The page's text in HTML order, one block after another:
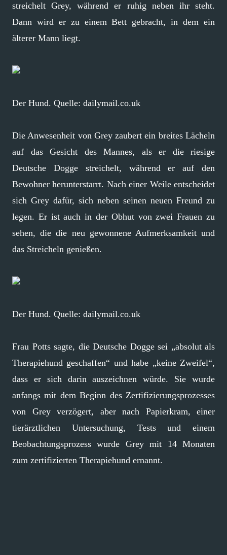
streichelt Grey, während er ruhig neben ihr steht.
Dann wird er zu einem Bett gebracht, in dem ein
älterer Mann liegt.
Der Hund. Quelle: dailymail.co.uk
Die Anwesenheit von Grey zaubert ein breites Lächeln
auf das Gesicht des Mannes, als er die riesige
Deutsche Dogge streichelt, während er auf den
Bewohner herunterstarrt. Nach einer Weile entscheidet
sich Grey dafür, sich neben seinen neuen Freund zu
legen. Er ist auch in der Obhut von zwei Frauen zu
sehen, die die neu gewonnene Aufmerksamkeit und
das Streicheln genießen.
Der Hund. Quelle: dailymail.co.uk
Frau Potts sagte, die Deutsche Dogge sei „absolut als
Therapiehund geschaffen“ und habe „keine Zweifel“,
dass er sich darin auszeichnen würde. Sie wurde
anfangs mit dem Beginn des Zertifizierungsprozesses
von Grey verzögert, aber nach Papierkram, einer
tierärztlichen Untersuchung, Tests und einem
Beobachtungsprozess wurde Grey mit 14 Monaten
zum zertifizierten Therapiehund ernannt.